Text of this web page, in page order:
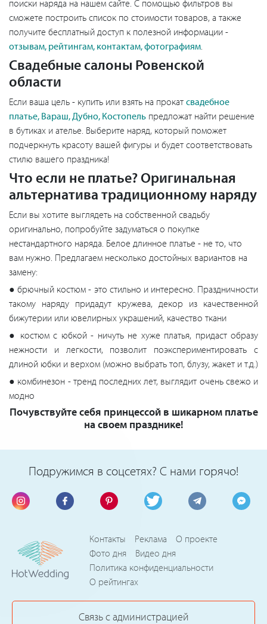
поиски наряда на нашем сайте. С помощью фильтров вы
сможете построить список по стоимости товаров, а также
получите бесплатный доступ к полезной информации -
отзывам, рейтингам, контактам, фотографиям.
Свадебные салоны Ровенской
области
Если ваша цель - купить или взять на прокат свадебное
платье, Вараш, Дубно, Костопель предложат найти решение
в бутиках и ателье. Выберите наряд, который поможет
подчеркнуть красоту вашей фигуры и будет соответствовать
стилю вашего праздника!
Что если не платье? Оригинальная
альтернатива традиционному наряду
Если вы хотите выглядеть на собственной свадьбу
оригинально, попробуйте задуматься о покупке
нестандартного наряда. Белое длинное платье - не то, что
вам нужно. Предлагаем несколько достойных вариантов на
замену:
● брючный костюм - это стильно и интересно. Праздничности
такому наряду придадут кружева, декор из качественной
бижутерии или ювелирных украшений, качество ткани
● костюм с юбкой - ничуть не хуже платья, придаст образу
нежности и легкости, позволит поэкспериментировать с
длиной юбки и верхом (можно выбрать топ, блузу, жакет и т.д.)
● комбинезон - тренд последних лет, выглядит очень свежо и
модно
Почувствуйте себя принцессой в шикарном платье
на своем празднике!
Подружимся в соцсетях? С нами горячо!
Контакты Реклама
О проекте
Фото дня
Видео дня
Политика конфиденциальности
О рейтингах
Связь с администрацией